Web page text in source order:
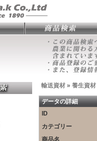
輸送資材 » 養生資材
データの詳細
ID
カテゴリー
商品名